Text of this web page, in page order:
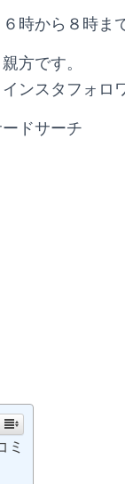
時から８時ま
方です。
ンスタフォロ
ドサーチ
ミ